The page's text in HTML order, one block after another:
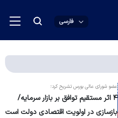
فارسی
عضو شورای عالی بورس تشریح کرد؛
۴ اثر مستقیم توافق بر بازار سرمایه/
بازسازی در اولویت اقتصادی دولت است